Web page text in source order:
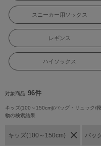
スニーカー用ソックス
レギンス
ハイソックス
対象商品 96件
キッズ(100～150cm)/バッグ・リュック/
物の検索結果
キッズ(100～150cm) バッ